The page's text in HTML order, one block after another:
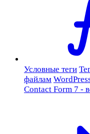
Условные теги
файлам
Contact Form 7 -